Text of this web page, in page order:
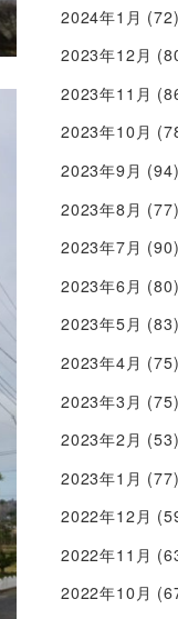
2024年1月 (72)
2023年12月
2023年11月
2023年10月
2023年9月 (94)
2023年8月 (77)
2023年7月 (90)
2023年6月 (80)
2023年5月 (83)
2023年4月 (75)
2023年3月 (75)
2023年2月 (53)
2023年1月 (77)
2022年12月
2022年11月
2022年10月